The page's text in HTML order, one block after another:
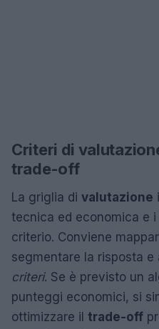
Criteri di
trade-off
La griglia di valutazione
tecnica ed economica e
criterio. Conviene
segmentare la risposta e
criteri. Se è previsto un
punteggi economici, si
ottimizzare il trade-off